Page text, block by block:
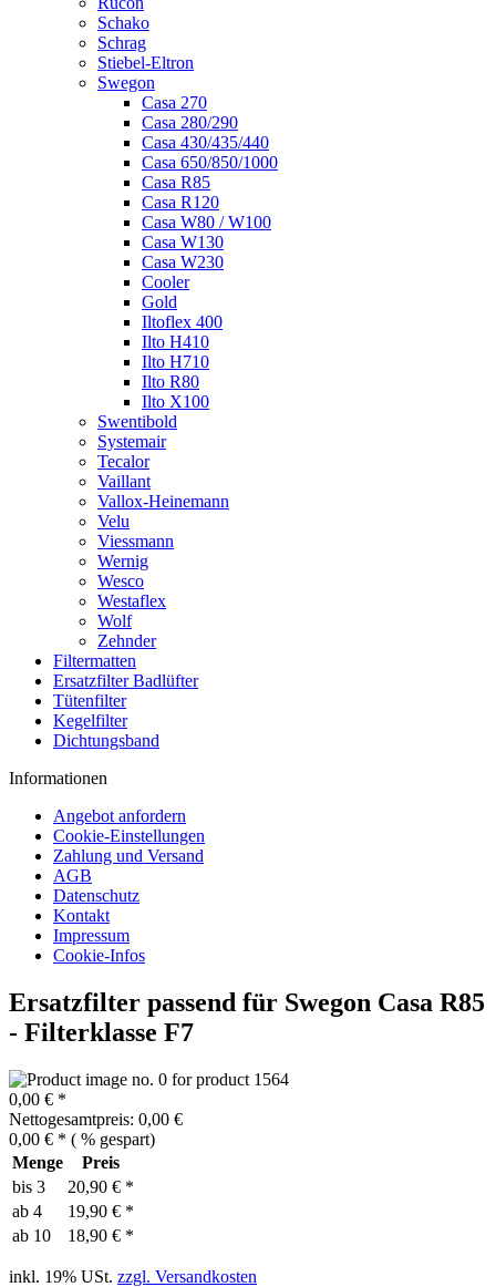
Schako
Schrag
Stiebel-Eltron
Swegon
Casa 270
Casa 280/290
Casa 430/435/440
Casa 650/850/1000
Casa R85
Casa R120
Casa W80 / W100
Casa W130
Casa W230
Cooler
Gold
Iltoflex 400
Ilto H410
Ilto H710
Ilto R80
Ilto X100
Swentibold
Systemair
Tecalor
Vaillant
Vallox-Heinemann
Velu
Viessmann
Wernig
Wesco
Westaflex
Wolf
Zehnder
Filtermatten
Ersatzfilter Badlüfter
Tütenfilter
Kegelfilter
Dichtungsband
Informationen
Angebot anfordern
Cookie-Einstellungen
Zahlung und Versand
AGB
Datenschutz
Kontakt
Impressum
Cookie-Infos
Ersatzfilter passend für Swegon Casa R85
- Filterklasse F7
0,00 € *
Nettogesamtpreis: 0,00 €
0,00 € * ( % gespart)
Menge
Preis
bis 3
20,90 € *
ab 4
19,90 € *
ab 10 18,90 € *
inkl. 19% USt. zzgl. Versandkosten